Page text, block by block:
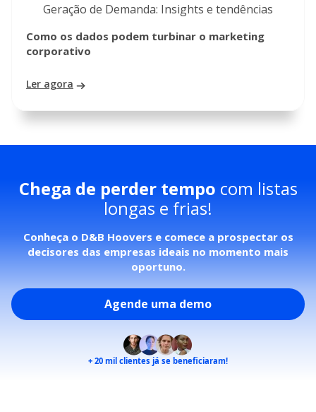
Geração de Demanda: Insights e tendências
Como os dados podem turbinar o marketing
corporativo
Ler agora
Chega de perder tempo com listas
longas e frias!
Conheça o D&B Hoovers e comece a prospectar os
decisores das empresas ideais no momento mais
oportuno.
Agende uma demo
+ 20 mil clientes já se beneficiaram!